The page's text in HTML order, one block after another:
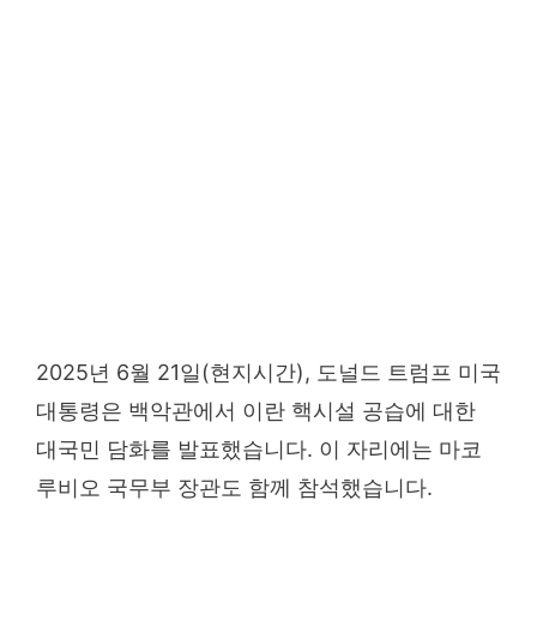
2025년 6월 21일(현지시간), 도널드 트럼프 미국
대통령은 백악관에서 이란 핵시설 공습에 대한
대국민 담화를 발표했습니다. 이 자리에는 마코
루비오 국무부 장관도 함께 참석했습니다.